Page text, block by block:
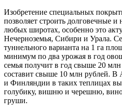
Изобретение специальных
позволяет строить долговечные
любых широтах, особенно это
Нечерноземья, Сибири и Урала.
туннельного варианта на 1 га
минимум по два урожая в год
семья получит в год свыше 20
составит свыше 10 млн рублей.
и Финляндии в таких теплицах
голубику, вишню и черешню,
груши.